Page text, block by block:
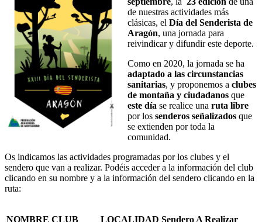
de nuestras actividades más
clásicas, el Día del Senderista de
Aragón, una jornada para
reivindicar y difundir este deporte.
Como en 2020, la jornada se ha
adaptado a las circunstancias
sanitarias, y proponemos a clubes
de montaña y ciudadanos que
este día se realice una ruta libre
por los senderos señalizados que
se extienden por toda la
comunidad.
Os indicamos las actividades programadas por los clubes y el
sendero que van a realizar. Podéis acceder a la información del club
clicando en su nombre y a la información del sendero clicando en la
ruta:
NOMBRE CLUB LOCALIDAD Sendero A Realizar